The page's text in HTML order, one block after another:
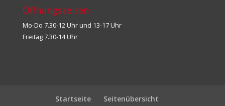
Öffnungszeiten
Mo-Do 7.30-12 Uhr und 13-17 Uhr
Freitag 7.30-14 Uhr
Startseite
Seitenübersicht